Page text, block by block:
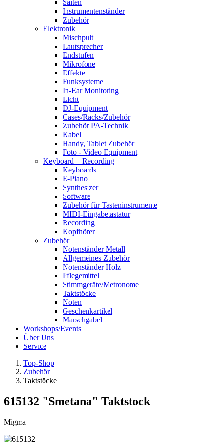
Saiten
Instrumentenständer
Zubehör
Elektronik
Mischpult
Lautsprecher
Endstufen
Mikrofone
Effekte
Funksysteme
In-Ear Monitoring
Licht
DJ-Equipment
Cases/Racks/Zubehör
Zubehör PA-Technik
Kabel
Handy, Tablet Zubehör
Foto - Video Equipment
Keyboard + Recording
Keyboards
E-Piano
Synthesizer
Software
Zubehör für Tasteninstrumente
MIDI-Eingabetastatur
Recording
Kopfhörer
Zubehör
Notenständer Metall
Allgemeines Zubehör
Notenständer Holz
Pflegemittel
Stimmgeräte/Metronome
Taktstöcke
Noten
Geschenkartikel
Marschgabel
Workshops/Events
Über Uns
Service
Top-Shop
Zubehör
Taktstöcke
615132 "Smetana" Taktstock
Migma